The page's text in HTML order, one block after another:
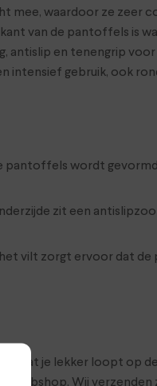
mee, waardoor ze zeer
van de pantoffels is
antislip en tenengrip
intensief gebruik, ook
pantoffels wordt
zit een
vilt zorgt ervoor dat
dat je lekker loopt op
webshop. Wij